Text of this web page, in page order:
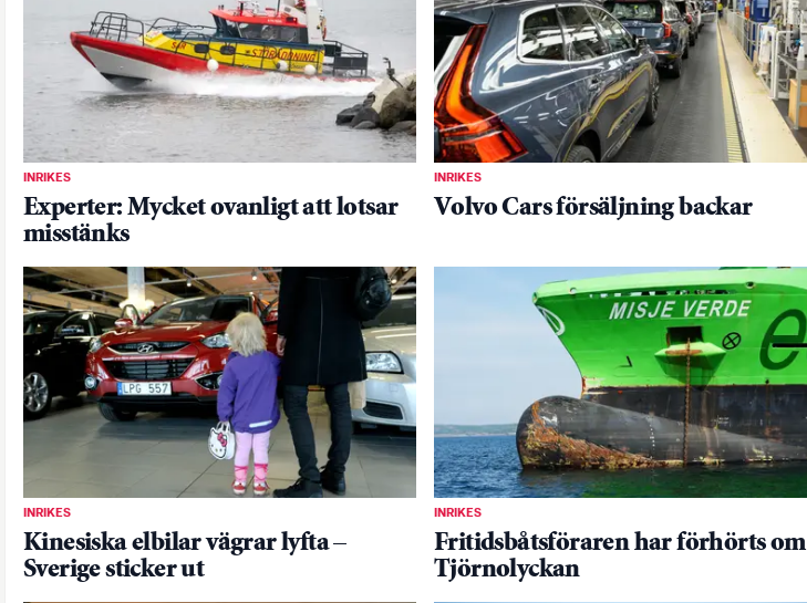
INRIKES
Experter: Mycket ovanligt att lotsar
misstänks
INRIKES
Volvo Cars försäljning backar
INRIKES
Kinesiska elbilar vägrar lyfta –
Sverige sticker ut
INRIKES
Fritidsbåtsföraren har förhörts om
Tjörnolyckan